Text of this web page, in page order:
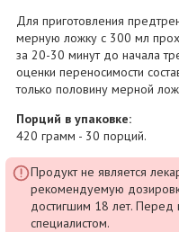
Для приготовления
мерную ложку с 300 мл
за 20-30 минут до начала
оценки переносимости
только половину мерной
Порций в упаковке:
420 грамм - 30 порций.
Продукт не является
рекомендуемую
достигшим 18 лет. Перед
специалистом.